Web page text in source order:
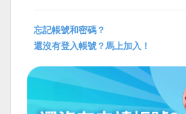
忘記帳號和密碼？
還沒有登入帳號？馬上加入！